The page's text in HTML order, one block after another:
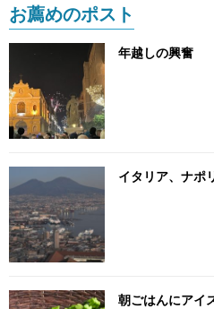
お薦めのポスト
年越しの興奮
イタリア、ナポ
朝ごはんにアイ